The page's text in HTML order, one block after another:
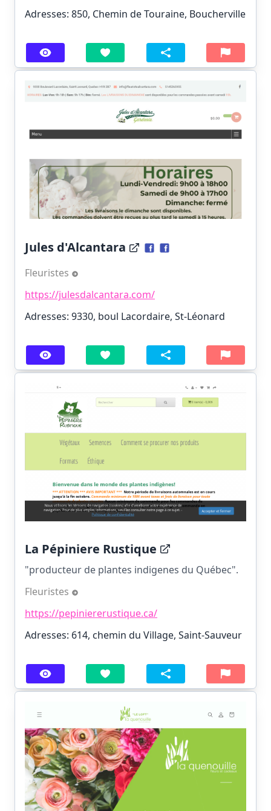
Adresses: 850, Chemin de Touraine, Boucherville
Jules d'Alcantara
Fleuristes
https://julesdalcantara.com/
Adresses: 9330, boul Lacordaire, St-Léonard
La Pépiniere Rustique
"producteur de plantes indigenes du Québec".
Fleuristes
https://pepiniererustique.ca/
Adresses: 614, chemin du Village, Saint-Sauveur